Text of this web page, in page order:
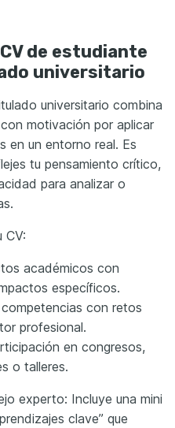
de estudiante
universitario
universitario combina
motivación por aplicar
en un entorno real. Es
tu pensamiento crítico,
para analizar o
CV:
académicos con
específicos.
con retos
profesional.
en congresos,
o talleres.
experto: Incluye una mini
clave” que